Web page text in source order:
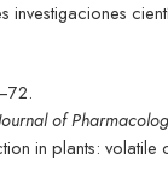
of
in plants: volatile